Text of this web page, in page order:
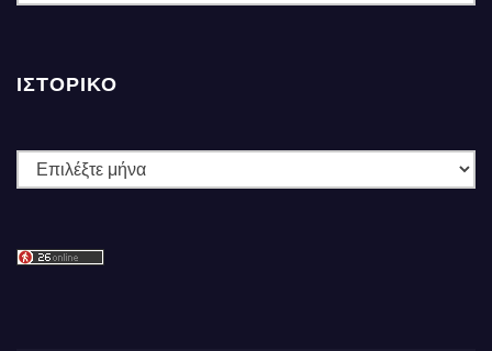
ΙΣΤΟΡΙΚΌ
Ιστορικό